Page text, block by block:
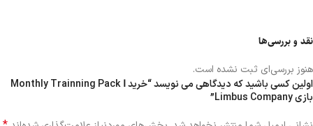
نقد و بررسی‌ها
هنوز بررسی‌ای ثبت نشده است.
اولین کسی باشید که دیدگاهی می نویسد “خرید Monthly Trainning Pack Ⅰ
بازی Limbus Company”